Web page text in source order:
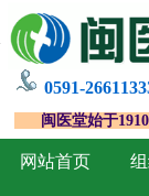
网站首页
0591-
闽医堂始于1910